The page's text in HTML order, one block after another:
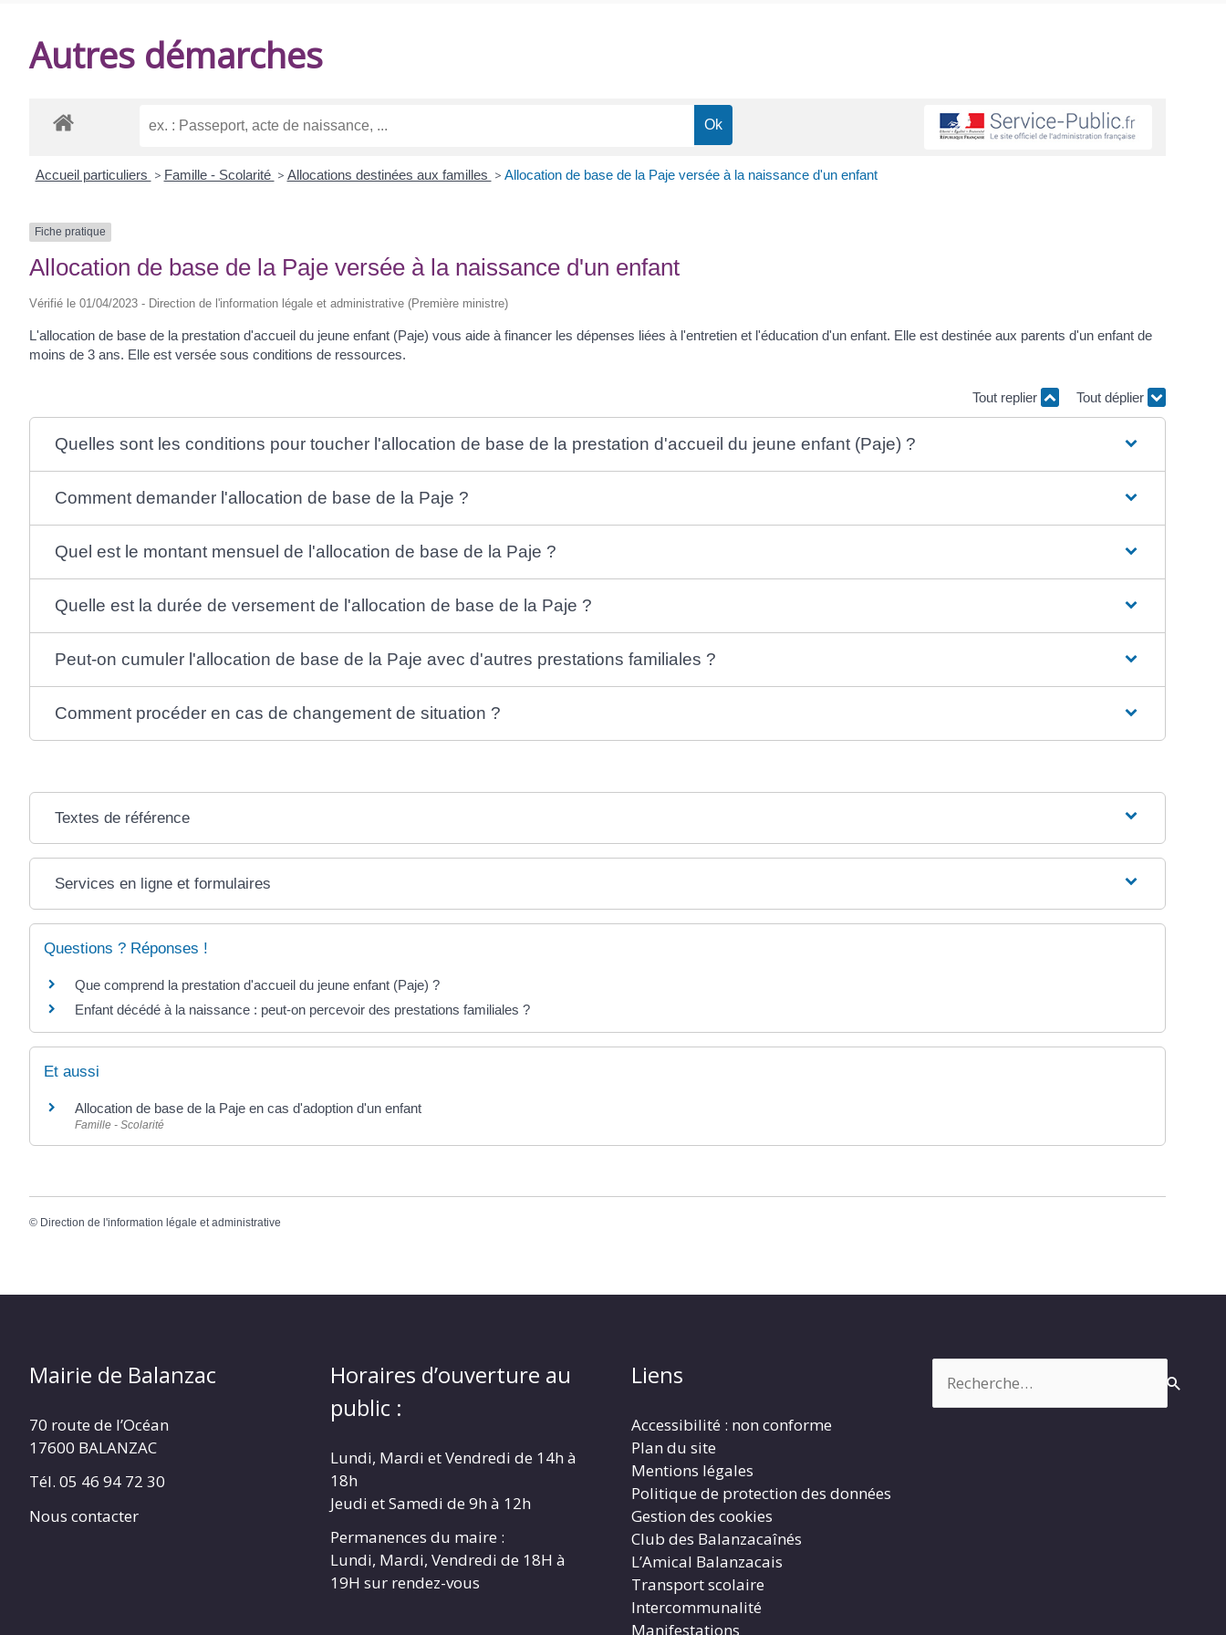
Autres démarches
Accueil particuliers > Famille - Scolarité > Allocations destinées aux familles > Allocation de base de la Paje versée à la naissance d'un enfant
Fiche pratique
Allocation de base de la Paje versée à la naissance d'un enfant
Vérifié le 01/04/2023 - Direction de l'information légale et administrative (Première ministre)
L'allocation de base de la prestation d'accueil du jeune enfant (Paje) vous aide à financer les dépenses liées à l'entretien et l'éducation d'un enfant. Elle est destinée aux parents d'un enfant de
moins de 3 ans. Elle est versée sous conditions de ressources.
Tout replier Tout déplier
Quelles sont les conditions pour toucher l'allocation de base de la prestation d'accueil du jeune enfant (Paje) ?
Comment demander l'allocation de base de la Paje ?
Quel est le montant mensuel de l'allocation de base de la Paje ?
Quelle est la durée de versement de l'allocation de base de la Paje ?
Peut-on cumuler l'allocation de base de la Paje avec d'autres prestations familiales ?
Comment procéder en cas de changement de situation ?
Textes de référence
Services en ligne et formulaires
Questions ? Réponses !
Que comprend la prestation d'accueil du jeune enfant (Paje) ?
Enfant décédé à la naissance : peut-on percevoir des prestations familiales ?
Et aussi
Allocation de base de la Paje en cas d'adoption d'un enfant
Famille - Scolarité
© Direction de l'information légale et administrative
Mairie de Balanzac
70 route de l’Océan
17600 BALANZAC
Tél. 05 46 94 72 30
Nous contacter
Horaires d’ouverture au
public :
Lundi, Mardi et Vendredi de 14h à
18h
Jeudi et Samedi de 9h à 12h
Permanences du maire :
Lundi, Mardi, Vendredi de 18H à
19H sur rendez-vous
Liens
Accessibilité : non conforme
Plan du site
Mentions légales
Politique de protection des données
Gestion des cookies
Club des Balanzacaînés
L’Amical Balanzacais
Transport scolaire
Intercommunalité
Manifestations